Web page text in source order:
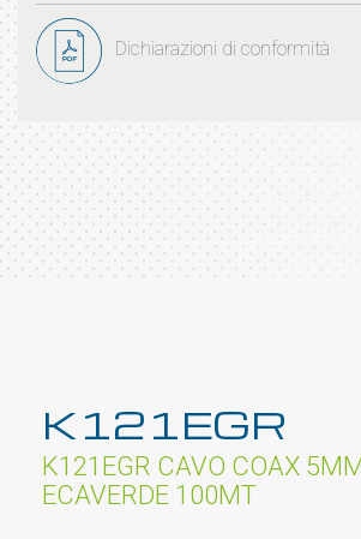
Dichiarazioni di conformità
K121EGR
K121EGR CAVO COAX
ECAVERDE 100MT